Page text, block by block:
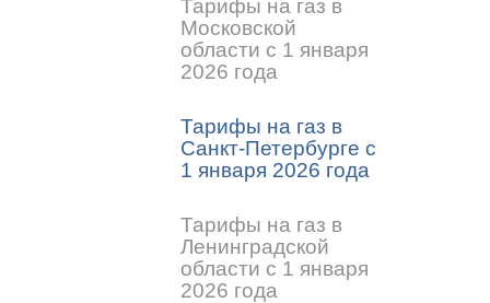
Тарифы на газ в
Московской
области с 1 января
2026 года
Тарифы на газ в
Санкт-Петербурге с
1 января 2026 года
Тарифы на газ в
Ленинградской
области с 1 января
2026 года